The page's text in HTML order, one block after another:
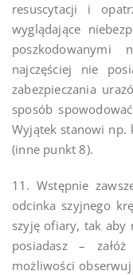
resuscytacji i
wyglądające
najczęściej nie
zabezpieczania
sposób
Wyjątek stanowi np.
(inne punkt 8).
11. Wstępnie
odcinka szyjnego
szyję ofiary, tak aby
posiadasz –
możliwości